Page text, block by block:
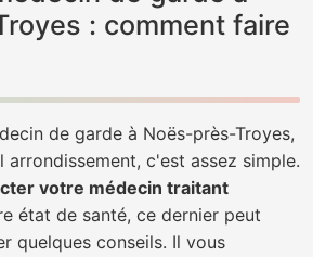
: comment faire
de garde à Noës-près-Troyes,
c'est assez simple.
votre médecin traitant
état de santé, ce dernier peut
quelques conseils. Il vous